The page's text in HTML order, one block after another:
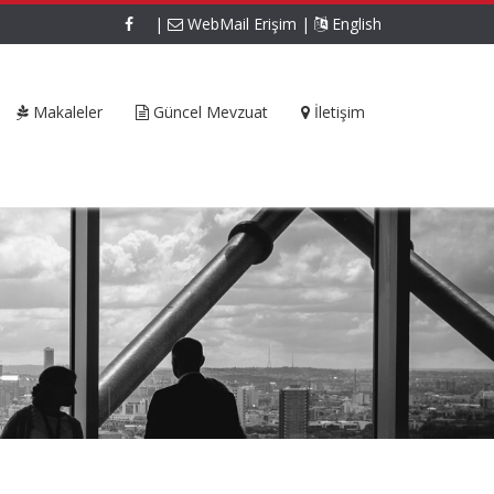
| WebMail Erişim | English
Makaleler Güncel Mevzuat İletişim